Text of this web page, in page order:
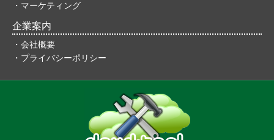
・マーケティング
企業案内
・会社概要
・プライバシーポリシー